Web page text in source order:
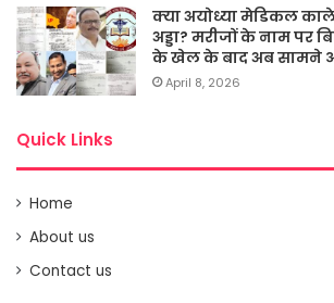
क्या अयोध्या मेडिकल
अड्डा? मरीजों के नाम पर
के खेल के बाद अब सामने
April 8, 2026
Quick Links
Home
About us
Contact us